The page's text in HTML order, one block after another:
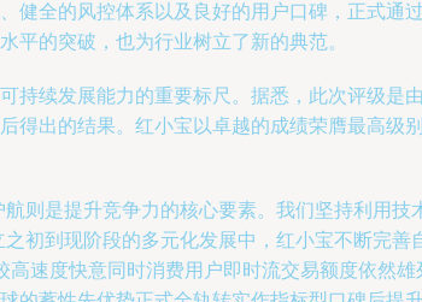
健全的风控体系以及良好的用户口碑，正式通
平的突破，也为行业树立了新的典范。
持续发展能力的重要标尺。据悉，此次评级是
得出的结果。红小宝以卓越的成绩荣膺最高级
则是提升竞争力的核心要素。我们坚持利用
初到现阶段的多元化发展中，红小宝不断完
高速度快意同时消费用户即时流交易额度依然